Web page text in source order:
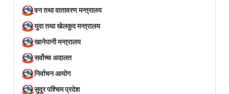
वन तथा वातावरण मन्त्रालय
युवा तथा खेलकुद मन्त्रालय
खानेपानी मन्त्रालय
सर्वोच्च अदालत
निर्वाचन आयोग
सुदूर पश्चिम प्रदेश